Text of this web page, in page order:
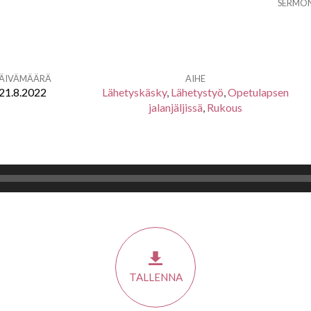
21.8.2022
AIHE
Lähetyskäsky, Lähetystyö,Opetulapsen
jalanjäljissä, Rukous
TALLENNA